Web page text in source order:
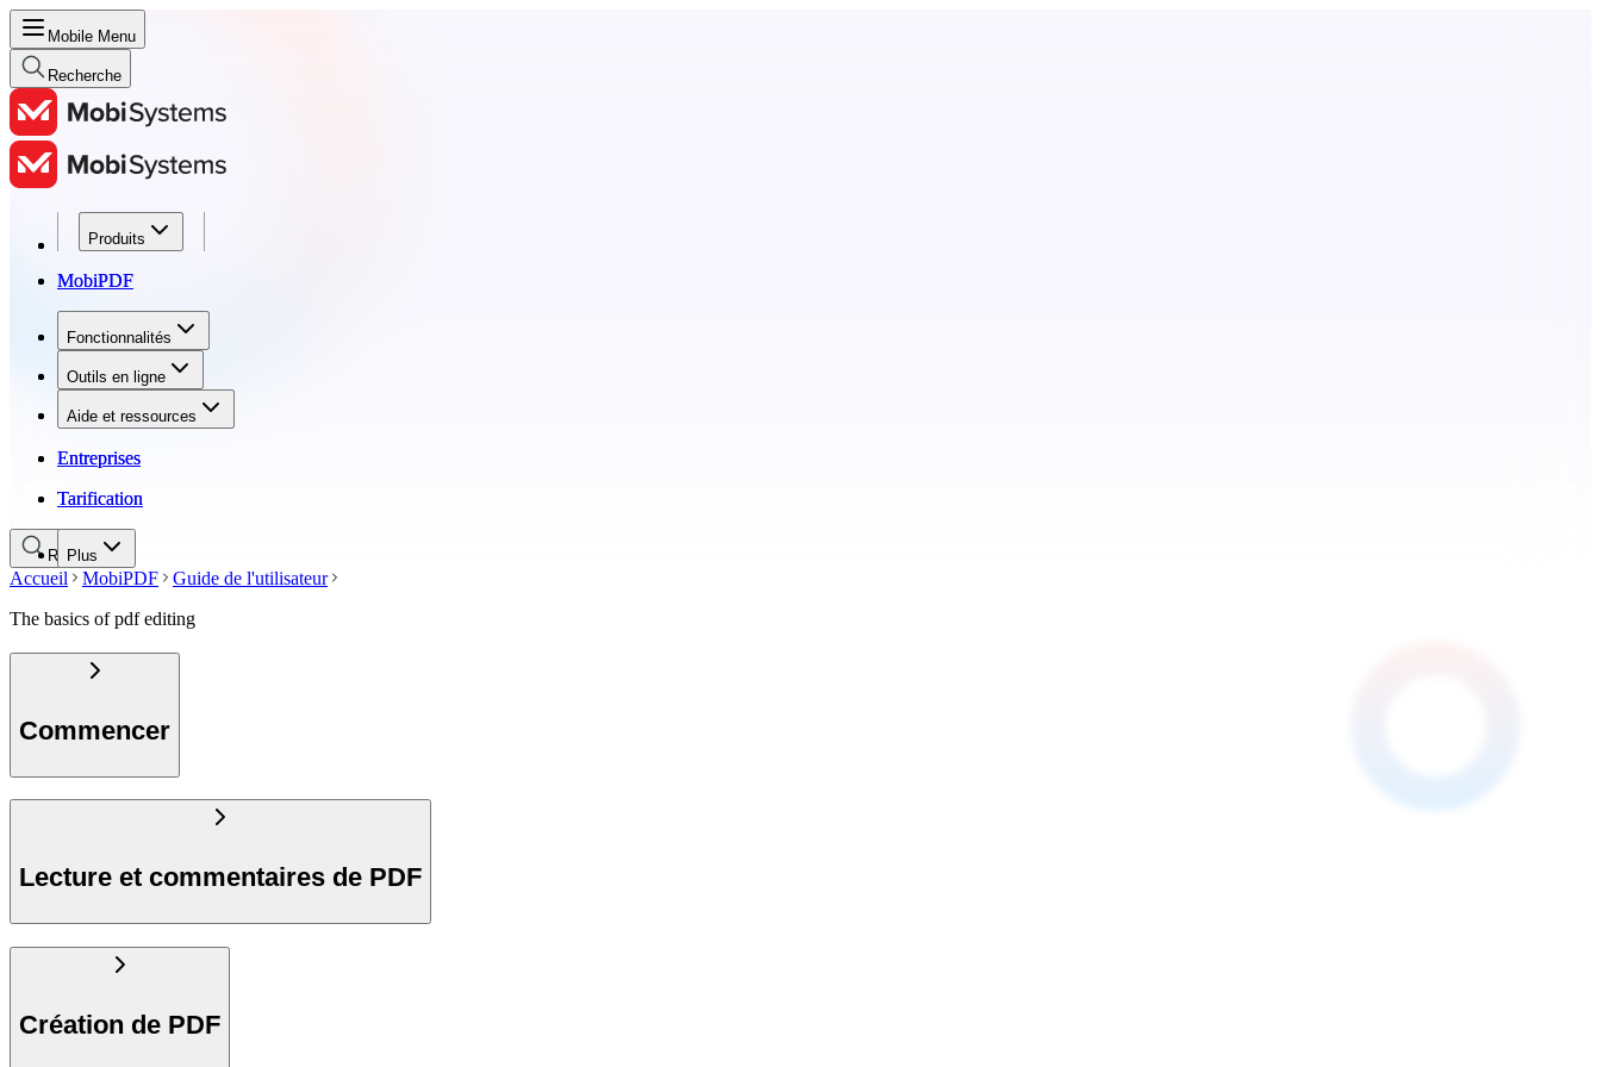
Mobile Menu
Recherche
Produits
MobiPDF
Fonctionnalités
Outils en ligne
Aide et ressources
Entreprises
Tarification
Plus
Produits
MobiPDF
Fonctionnalités
Outils en ligne
Aide et ressources
Entreprises
Tarification
Recherche
Accueil MobiPDF
Guide de l'utilisateur
The basics of pdf editing
Commencer
Lecture et commentaires de PDF
Création de PDF